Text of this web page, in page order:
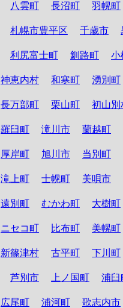
八雲町 長沼町 羽幌町
札幌市豊平区 千歳市
利尻富士町 釧路町 小
神恵内村 和寒町 湧別町
長万部町 栗山町 初山別
羅臼町 滝川市 蘭越町
厚岸町 旭川市 当別町
滝上町 士幌町 美唄市
遠別町 むかわ町 大樹町
ニセコ町 比布町 美幌町
新篠津村 古平町 下川町
芦別市 上ノ国町 浦臼
広尾町 浦河町 歌志内市